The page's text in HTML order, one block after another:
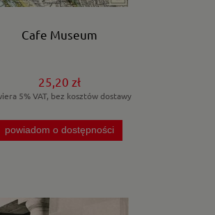
Cafe Museum
25,20 zł
5% VAT, bez kosztów dostawy
powiadom o dostępności